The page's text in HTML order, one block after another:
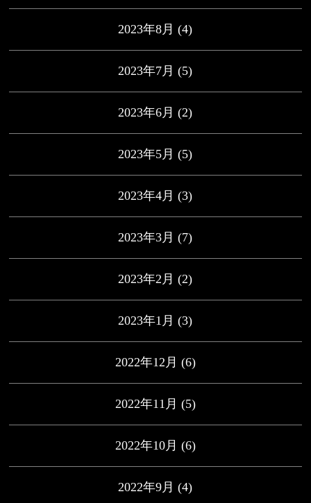
2023年8月 (4)
2023年7月 (5)
2023年6月 (2)
2023年5月 (5)
2023年4月 (3)
2023年3月 (7)
2023年2月 (2)
2023年1月 (3)
2022年12月 (6)
2022年11月 (5)
2022年10月 (6)
2022年9月 (4)